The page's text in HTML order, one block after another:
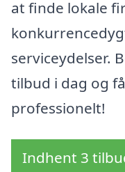
at finde lokale
serviceydelser.
tilbud i dag og
professionelt!
Indhent 3